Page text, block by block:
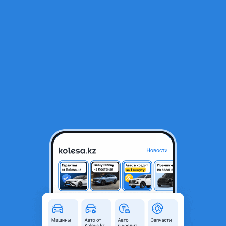
Ветровики на Honda Odyssey
Алматы, Алматинская